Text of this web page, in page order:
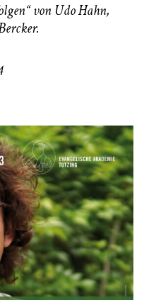
von Udo Hahn,